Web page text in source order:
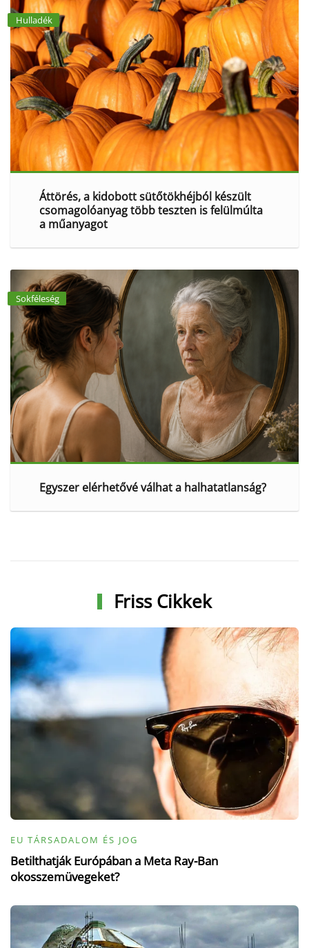
Hulladék
Áttörés, a kidobott sütőtökhéjból készült
csomagolóanyag több teszten is felülmúlta
a műanyagot
Sokféleség
Egyszer elérhetővé válhat a halhatatlanság?
Friss Cikkek
EU TÁRSADALOM ÉS JOG
Betilthatják Európában a Meta Ray-Ban
okosszemüvegeket?